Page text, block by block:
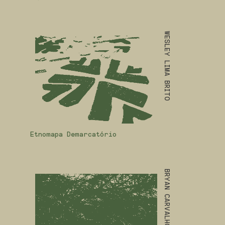
WESLEY LIMA BRITO
Etnomapa Demarcatório
BRYAN CARVALHO